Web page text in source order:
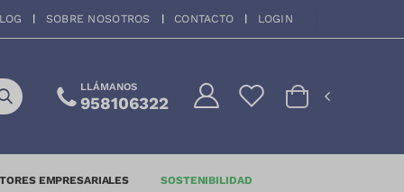
SOBRE NOSOTROS CONTACTO LOGIN
LLÁMANOS
958106322
EMPRESARIALES SOSTENIBILIDAD